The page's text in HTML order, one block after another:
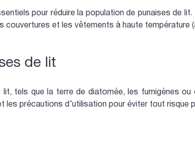
pour réduire la population de punaises de
et les vêtements à haute température
de lit
tels que la terre de diatomée, les fumigènes
précautions d’utilisation pour éviter tout risque